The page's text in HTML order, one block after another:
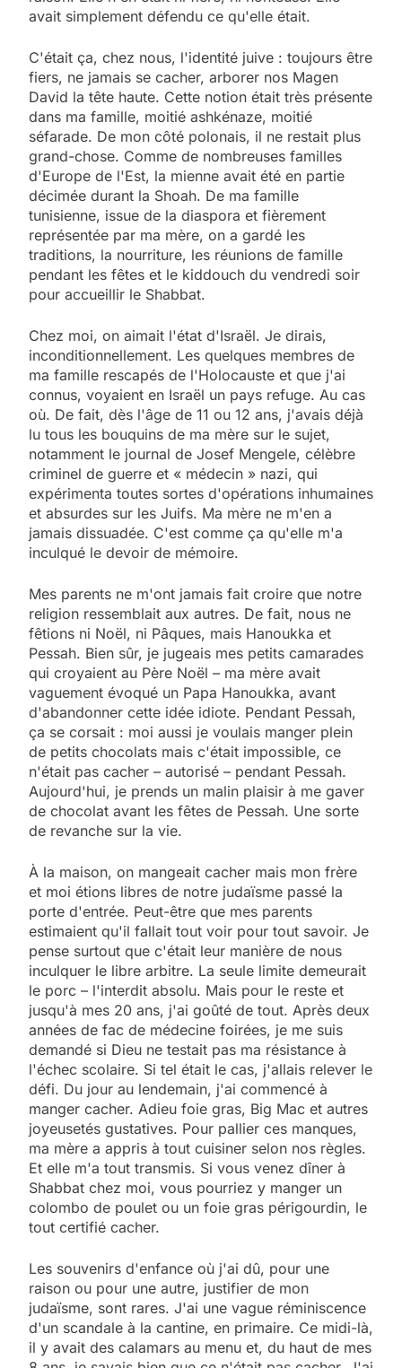
avait simplement défendu ce qu'elle était.
C'était ça, chez nous, l'identité juive : toujours être
fiers, ne jamais se cacher, arborer nos Magen
David la tête haute. Cette notion était très présente
dans ma famille, moitié ashkénaze, moitié
séfarade. De mon côté polonais, il ne restait plus
grand-chose. Comme de nombreuses familles
d'Europe de l'Est, la mienne avait été en partie
décimée durant la Shoah. De ma famille
tunisienne, issue de la diaspora et fièrement
représentée par ma mère, on a gardé les
traditions, la nourriture, les réunions de famille
pendant les fêtes et le kiddouch du vendredi soir
pour accueillir le Shabbat.
Chez moi, on aimait l'état d'Israël. Je dirais,
inconditionnellement. Les quelques membres de
ma famille rescapés de l'Holocauste et que j'ai
connus, voyaient en Israël un pays refuge. Au cas
où. De fait, dès l'âge de 11 ou 12 ans, j'avais déjà
lu tous les bouquins de ma mère sur le sujet,
notamment le journal de Josef Mengele, célèbre
criminel de guerre et « médecin » nazi, qui
expérimenta toutes sortes d'opérations inhumaines
et absurdes sur les Juifs. Ma mère ne m'en a
jamais dissuadée. C'est comme ça qu'elle m'a
inculqué le devoir de mémoire.
Mes parents ne m'ont jamais fait croire que notre
religion ressemblait aux autres. De fait, nous ne
fêtions ni Noël, ni Pâques, mais Hanoukka et
Pessah. Bien sûr, je jugeais mes petits camarades
qui croyaient au Père Noël – ma mère avait
vaguement évoqué un Papa Hanoukka, avant
d'abandonner cette idée idiote. Pendant Pessah,
ça se corsait : moi aussi je voulais manger plein
de petits chocolats mais c'était impossible, ce
n'était pas cacher – autorisé – pendant Pessah.
Aujourd'hui, je prends un malin plaisir à me gaver
de chocolat avant les fêtes de Pessah. Une sorte
de revanche sur la vie.
À la maison, on mangeait cacher mais mon frère
et moi étions libres de notre judaïsme passé la
porte d'entrée. Peut-être que mes parents
estimaient qu'il fallait tout voir pour tout savoir. Je
pense surtout que c'était leur manière de nous
inculquer le libre arbitre. La seule limite demeurait
le porc – l'interdit absolu. Mais pour le reste et
jusqu'à mes 20 ans, j'ai goûté de tout. Après deux
années de fac de médecine foirées, je me suis
demandé si Dieu ne testait pas ma résistance à
l'échec scolaire. Si tel était le cas, j'allais relever le
défi. Du jour au lendemain, j'ai commencé à
manger cacher. Adieu foie gras, Big Mac et autres
joyeusetés gustatives. Pour pallier ces manques,
ma mère a appris à tout cuisiner selon nos règles.
Et elle m'a tout transmis. Si vous venez dîner à
Shabbat chez moi, vous pourriez y manger un
colombo de poulet ou un foie gras périgourdin, le
tout certifié cacher.
Les souvenirs d'enfance où j'ai dû, pour une
raison ou pour une autre, justifier de mon
judaïsme, sont rares. J'ai une vague réminiscence
d'un scandale à la cantine, en primaire. Ce midi-là,
il y avait des calamars au menu et, du haut de mes